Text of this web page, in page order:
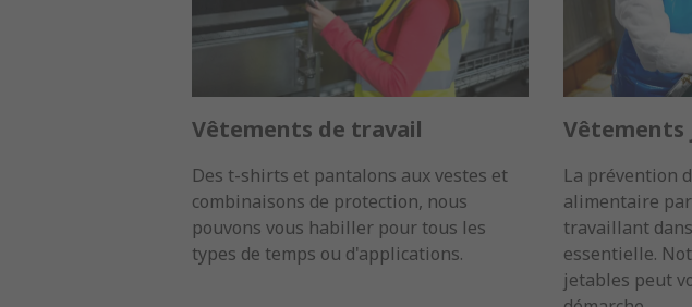
Vêtements de travail
Des t-shirts et pantalons aux vestes et
combinaisons de protection, nous
pouvons vous habiller pour tous les
types de temps ou d'applications.
Vêtements
La prévention
alimentaire
travaillant
essentielle.
jetables peut